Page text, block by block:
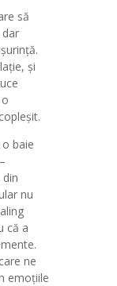
să
și
baie
nu
că a
ne
emoțiile